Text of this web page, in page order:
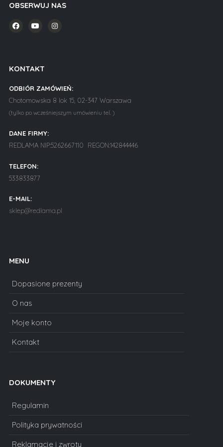
OBSERWUJ NAS
KONTAKT
ODBIÓR ZAMÓWIEŃ:
Chotomowska 8 lok 15, 02-347 Warszawa
(tylko po wcześniejszym umówieniu tel. )
DANE FIRMY:
REDLAMA NIP:5262667110 REGON:142844446
TELEFON:
533833877
E-MAIL:
sklep@redlama.pl
MENU
Dopasione prezenty
O nas
Moje konto
Kontakt
DOKUMENTY
Regulamin
Polityka prywatności
Reklamacje i zwroty